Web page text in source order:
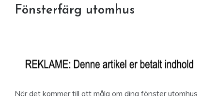
Fönsterfärg utomhus
När det kommer till att måla om dina fönster utomhus